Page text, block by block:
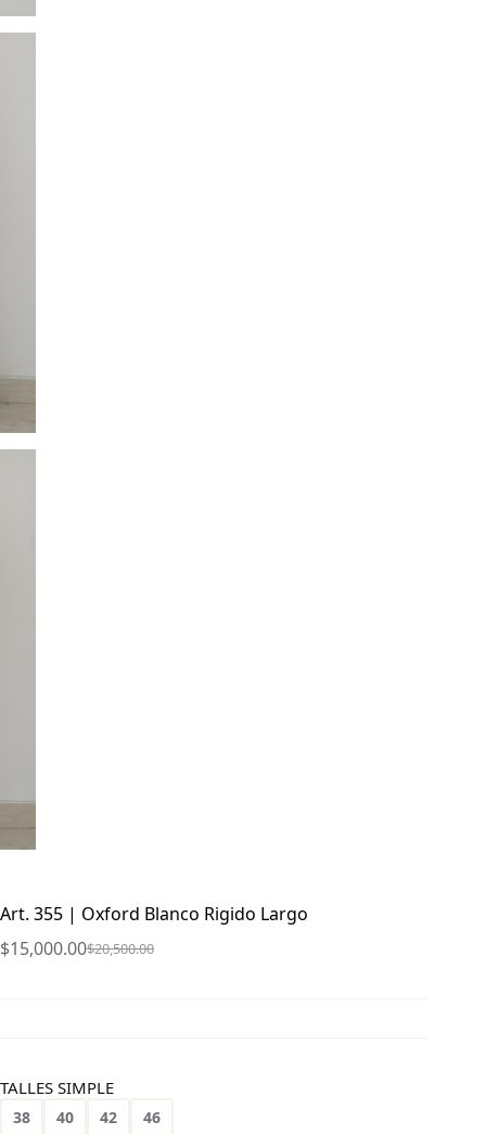
Art. 355 | Oxford Blanco Rigido Largo
$20,500.00
El
$15,000.00
El
TALLES SIMPLE
38 40 42 46